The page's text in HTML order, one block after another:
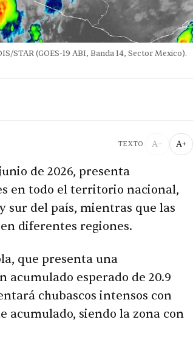
STAR (GOES-19 ABI, Banda 14, Sector Mexico).
TEXTO A− A+
de 2026, presenta
en todo el territorio nacional,
sur del país, mientras que las
diferentes regiones.
que presenta una
acumulado esperado de 20.9
chubascos intensos con
acumulado, siendo la zona con